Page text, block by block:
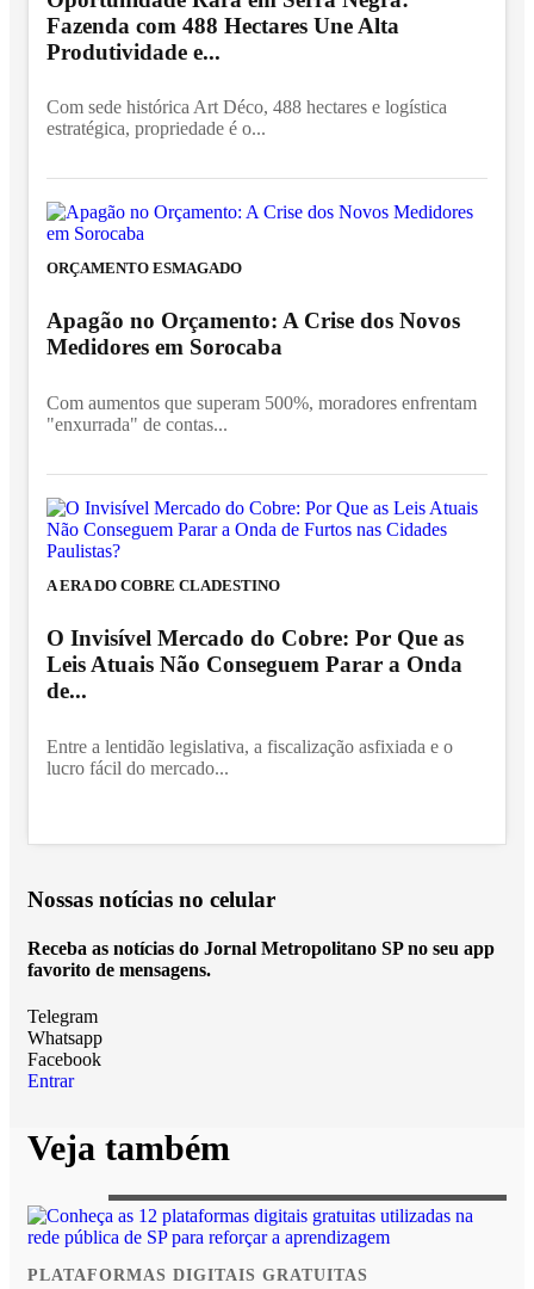
Fazenda com 488 Hectares Une Alta
Produtividade e...
Com sede histórica Art Déco, 488 hectares e logística
estratégica, propriedade é o...
ORÇAMENTO ESMAGADO
Apagão no Orçamento: A Crise dos Novos
Medidores em Sorocaba
Com aumentos que superam 500%, moradores enfrentam
"enxurrada" de contas...
A ERA DO COBRE CLADESTINO
O Invisível Mercado do Cobre: Por Que as
Leis Atuais Não Conseguem Parar a Onda
de...
Entre a lentidão legislativa, a fiscalização asfixiada e o
lucro fácil do mercado...
Nossas notícias no celular
Receba as notícias do Jornal Metropolitano SP no seu app
favorito de mensagens.
Telegram
Whatsapp
Facebook
Entrar
Veja também
PLATAFORMAS DIGITAIS GRATUITAS